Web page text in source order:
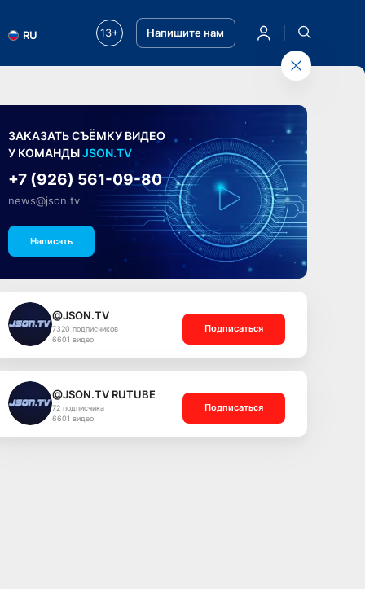
RU 13+ Напишите нам
ЗАКАЗАТЬ СЪЁМКУ ВИДЕО
У КОМАНДЫJSON.TV
+7 (926) 561-09-80
news@json.tv
Написать
@JSON.TV
7320 подписчиков
6601 видео
Подписаться
@JSON.TV RUTUBE
72 подписчика
6601 видео
Подписаться